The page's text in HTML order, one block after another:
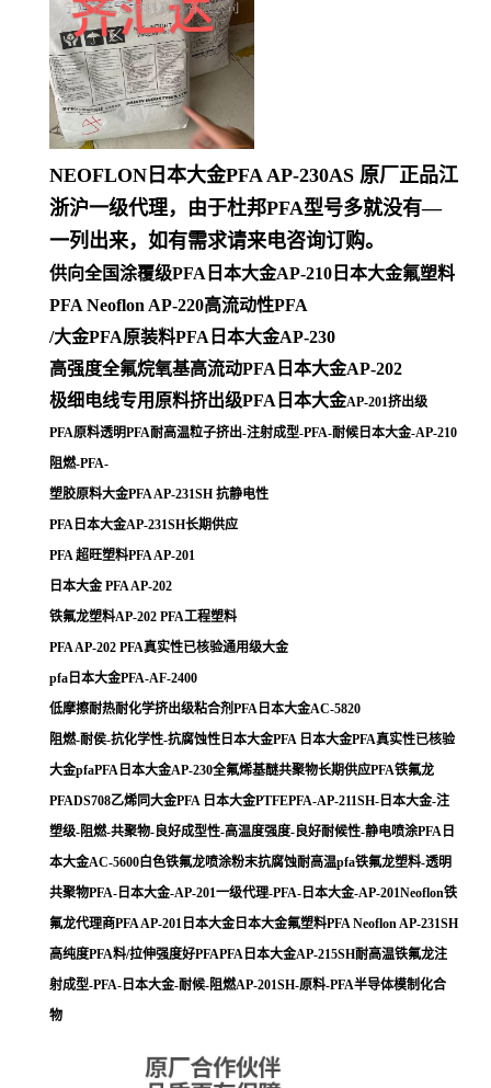
NEOFLON日本大金PFA AP-230AS 原厂正品江
浙沪一级代理，由于杜邦PFA型号多就没有—
一列出来，如有需求请来电咨询订购。
供向全国涂覆级PFA日本大金AP-210日本大金氟塑料
PFA Neoflon AP-220高流动性PFA
/大金PFA原装料PFA日本大金AP-230
高强度全氟烷氧基高流动PFA日本大金AP-202
极细电线专用原料挤出级PFA日本大金AP-201挤出级
PFA原料透明PFA耐高温粒子挤出-注射成型-PFA-耐候日本大金-AP-210
阻燃-PFA-
塑胶原料大金PFA AP-231SH 抗静电性
PFA日本大金AP-231SH长期供应
PFA 超旺塑料PFA AP-201
日本大金 PFA AP-202
铁氟龙塑料AP-202 PFA工程塑料
PFA AP-202 PFA真实性已核验通用级大金
pfa日本大金PFA-AF-2400
低摩擦耐热耐化学挤出级粘合剂PFA日本大金AC-5820
阻燃-耐侯-抗化学性-抗腐蚀性日本大金PFA 日本大金PFA真实性已核验
大金pfaPFA日本大金AP-230全氟烯基醚共聚物长期供应PFA铁氟龙
PFADS708乙烯同大金PFA 日本大金PTFEPFA-AP-211SH-日本大金-注
塑级-阻燃-共聚物-良好成型性-高温度强度-良好耐候性-静电喷涂PFA日
本大金AC-5600白色铁氟龙喷涂粉末抗腐蚀耐高温pfa铁氟龙塑料-透明
共聚物PFA-日本大金-AP-201一级代理-PFA-日本大金-AP-201Neoflon铁
氟龙代理商PFA AP-201日本大金日本大金氟塑料PFA Neoflon AP-231SH
高纯度PFA料/拉伸强度好PFAPFA日本大金AP-215SH耐高温铁氟龙注
射成型-PFA-日本大金-耐候-阻燃AP-201SH-原料-PFA半导体模制化合
物